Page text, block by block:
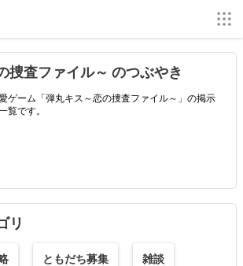
捜査ファイル～ のつぶやき
ゲーム「弾丸キス～恋の捜査ファイル～」の掲示
覧です。
リ
ともだち募集 雑談